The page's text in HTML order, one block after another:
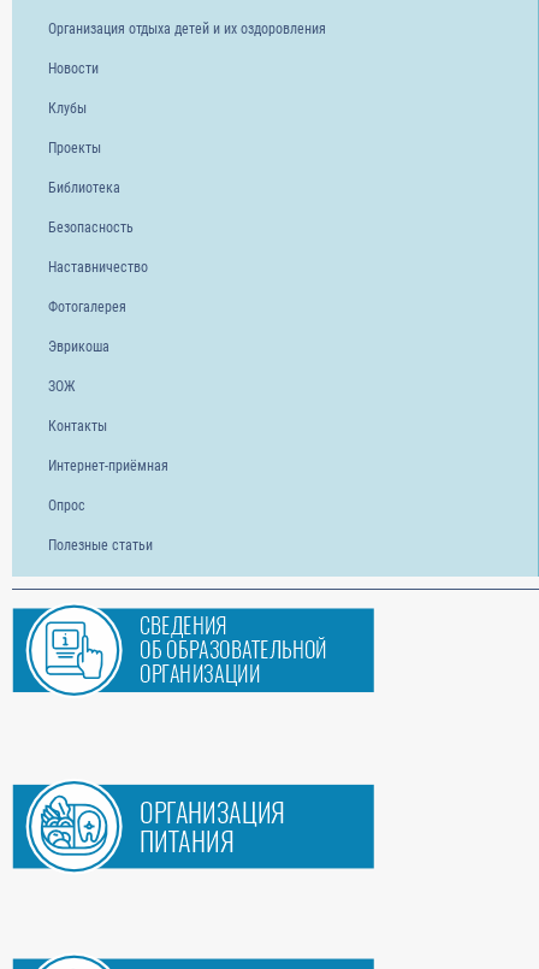
Организация отдыха детей и их оздоровления
Новости
Клубы
Проекты
Библиотека
Безопасность
Наставничество
Фотогалерея
Эврикоша
ЗОЖ
Контакты
Интернет-приёмная
Опрос
Полезные статьи